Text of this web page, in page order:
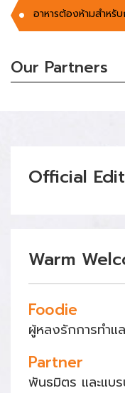
อาหารต้องห้ามสำหรับ
Our Partners
Official
Warm
Foodie
ผู้หลงรักการทำแ
Partner
พันธมิตร และแบ